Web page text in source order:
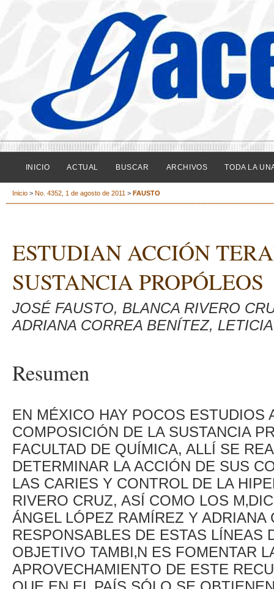
INICIO ACTUAL BUSCAR ARCHIVOS TODA LA
Inicio > No. 4352, 1 de agosto de 2011 > FAUSTO
ESTUDIAN ACCIÓN
SUSTANCIA PROPÓLEOS
JOSÉ FAUSTO, BLANCA RIVERO
ADRIANA CORREA BENÍTEZ,
Resumen
EN MÉXICO HAY POCOS ESTUDIOS
COMPOSICIÓN DE LA SUSTANCIA
FACULTAD DE QUÍMICA, ALLÍ SE
DETERMINAR LA ACCIÓN DE SUS
LAS CARIES Y CONTROL DE LA
RIVERO CRUZ, ASÍ COMO LOS
ÁNGEL LÓPEZ RAMÍREZ Y
RESPONSABLES DE ESTAS LÍNEAS
OBJETIVO TAMBI‚N ES FOMENTAR
APROVECHAMIENTO DE ESTE